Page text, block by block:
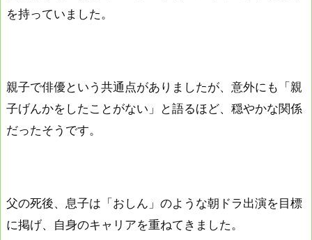
を持っていました。
親子で俳優という共通点がありましたが、意外にも「親
子げんかをしたことがない」と語るほど、穏やかな関係
だったそうです。
父の死後、息子は「おしん」のような朝ドラ出演を目標
に掲げ、自身のキャリアを重ねてきました。